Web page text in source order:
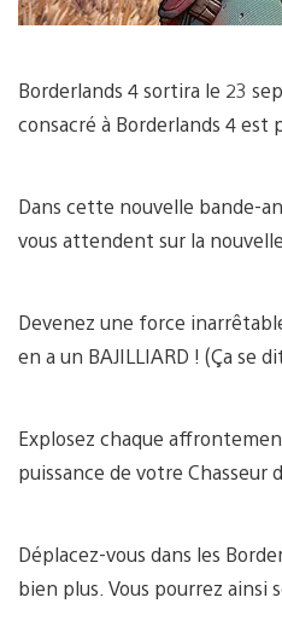
Borderlands 4 sortira le 23
consacré à Borderlands 4 est
Dans cette nouvelle bande-
vous attendent sur la
Devenez une force
en a un BAJILLIARD ! (Ça se
Explosez chaque
puissance de votre Chasseur
Déplacez-vous dans les
bien plus. Vous pourrez ainsi